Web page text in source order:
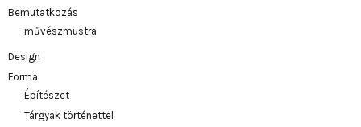
Bemutatkozás
művészmustra
Design
Forma
Építészet
Tárgyak történettel